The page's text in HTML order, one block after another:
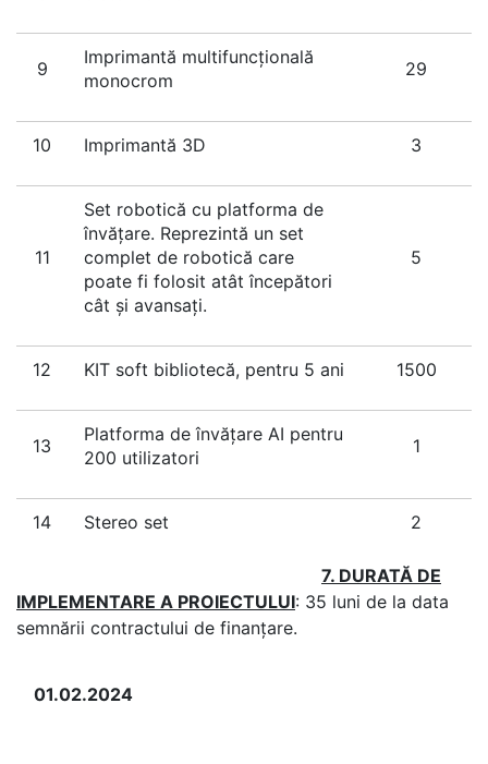
9
Imprimantă multifuncțională
monocrom
29
10 Imprimantă 3D 3
11
Set robotică cu platforma de
învățare. Reprezintă un set
complet de robotică care
poate fi folosit atât începători
cât și avansați.
5
12 KIT soft bibliotecă, pentru 5 ani 1500
13
Platforma de învățare AI pentru
200 utilizatori
1
14 Stereo set 2
7. DURATĂ DE
IMPLEMENTARE A PROIECTULUI: 35 luni de la data
semnării contractului de finanțare.
01.02.2024